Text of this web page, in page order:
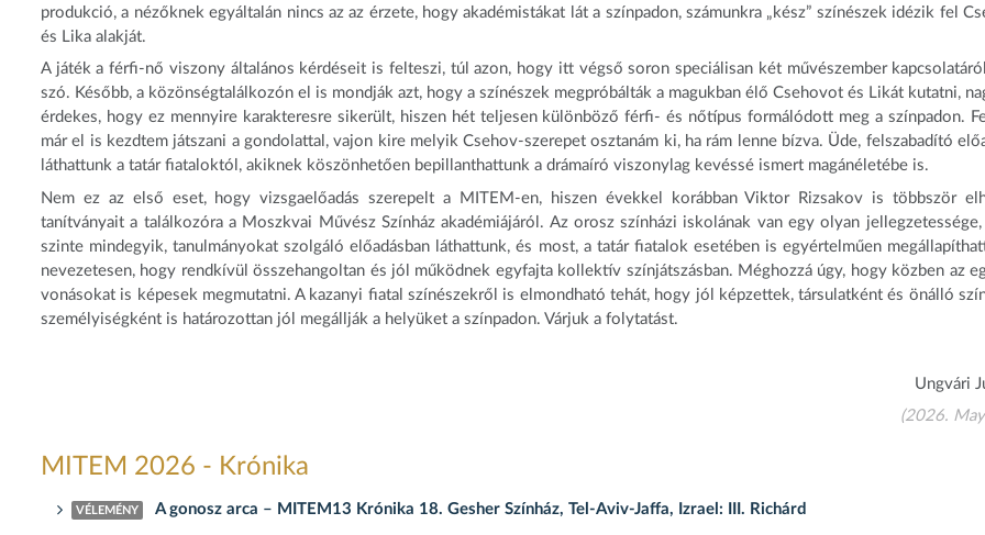
produkció, a nézőknek egyáltalán nincs az az érzete, hogy akadémistákat lát a színpadon, számunkra „kész” színészek idézik fel
és Lika alakját.
A játék a férfi-nő viszony általános kérdéseit is felteszi, túl azon, hogy itt végső soron speciálisan két művészember
szó. Később, a közönségtalálkozón el is mondják azt, hogy a színészek megpróbálták a magukban élő Csehovot és Likát kutatni,
érdekes, hogy ez mennyire karakteresre sikerült, hiszen hét teljesen különböző férfi- és nőtípus formálódott meg a színpadon.
már el is kezdtem játszani a gondolattal, vajon kire melyik Csehov-szerepet osztanám ki, ha rám lenne bízva. Üde, felszabadító
láthattunk a tatár fiataloktól, akiknek köszönhetően bepillanthattunk a drámaíró viszonylag kevéssé ismert magánéletébe is.
Nem ez az első eset, hogy vizsgaelőadás szerepelt a MITEM-en, hiszen évekkel korábban Viktor Rizsakov is többször
tanítványait a találkozóra a Moszkvai Művész Színház akadémiájáról. Az orosz színházi iskolának van egy olyan
szinte mindegyik, tanulmányokat szolgáló előadásban láthattunk, és most, a tatár fiatalok esetében is egyértelműen
nevezetesen, hogy rendkívül összehangoltan és jól működnek egyfajta kollektív színjátszásban. Méghozzá úgy, hogy közben az
vonásokat is képesek megmutatni. A kazanyi fiatal színészekről is elmondható tehát, hogy jól képzettek, társulatként és önálló
személyiségként is határozottan jól megállják a helyüket a színpadon. Várjuk a folytatást.
Ungvári
(2026.
MITEM 2026 - Krónika
VÉLEMÉNY A gonosz arca – MITEM13 Krónika 18. Gesher Színház, Tel-Aviv-Jaffa, Izrael: III. Richárd